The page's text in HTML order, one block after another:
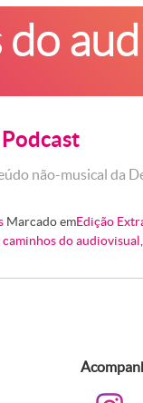
não-musical da
Marcado emEdição
caminhos do audiovisual